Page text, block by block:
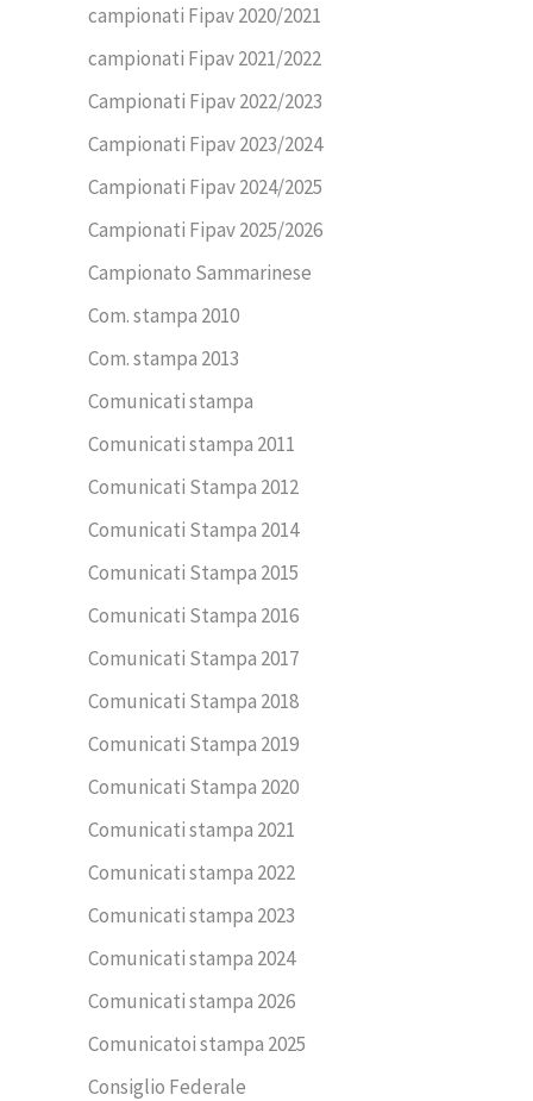
campionati Fipav 2020/2021
campionati Fipav 2021/2022
Campionati Fipav 2022/2023
Campionati Fipav 2023/2024
Campionati Fipav 2024/2025
Campionati Fipav 2025/2026
Campionato Sammarinese
Com. stampa 2010
Com. stampa 2013
Comunicati stampa
Comunicati stampa 2011
Comunicati Stampa 2012
Comunicati Stampa 2014
Comunicati Stampa 2015
Comunicati Stampa 2016
Comunicati Stampa 2017
Comunicati Stampa 2018
Comunicati Stampa 2019
Comunicati Stampa 2020
Comunicati stampa 2021
Comunicati stampa 2022
Comunicati stampa 2023
Comunicati stampa 2024
Comunicati stampa 2026
Comunicatoi stampa 2025
Consiglio Federale